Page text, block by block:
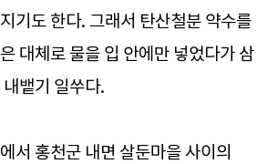
기도 한다. 그래서 탄산철분 약수를
대체로 물을 입 안에만 넣었다가 삼
뱉기 일쑤다.
서 홍천군 내면 살둔마을 사이의